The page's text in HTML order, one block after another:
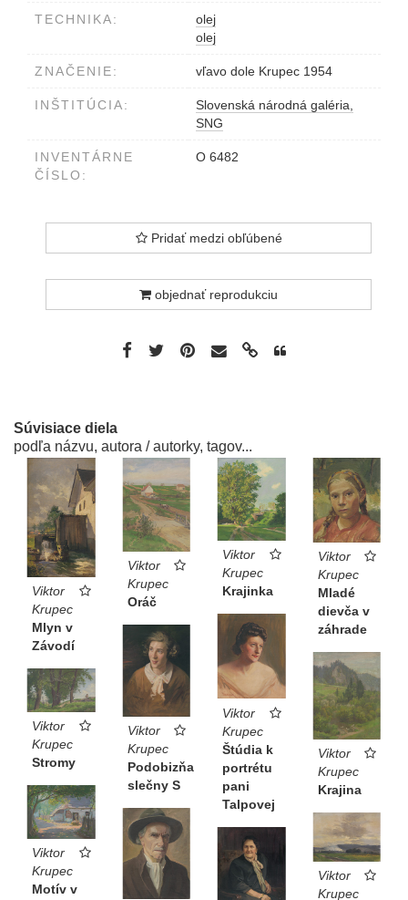
TECHNIKA:
olej
olej
ZNAČENIE: vľavo dole Krupec 1954
INŠTITÚCIA:
Slovenská národná galéria,
SNG
INVENTÁRNE
ČÍSLO:
O 6482
Pridať medzi obľúbené
objednať reprodukciu
Súvisiace diela
podľa názvu, autora / autorky, tagov...
Viktor
Krupec
Mlyn v
Závodí
Viktor
Krupec
Oráč
Viktor
Krupec
Krajinka
Viktor
Krupec
Mladé
dievča v
záhrade
Viktor
Krupec
Štúdia k
portrétu
pani
Talpovej
Viktor
Krupec
Podobizňa
slečny S
Viktor
Krupec
Krajina
Viktor
Krupec
Stromy
Viktor
Krupec
Motív v
Viktor
Krupec